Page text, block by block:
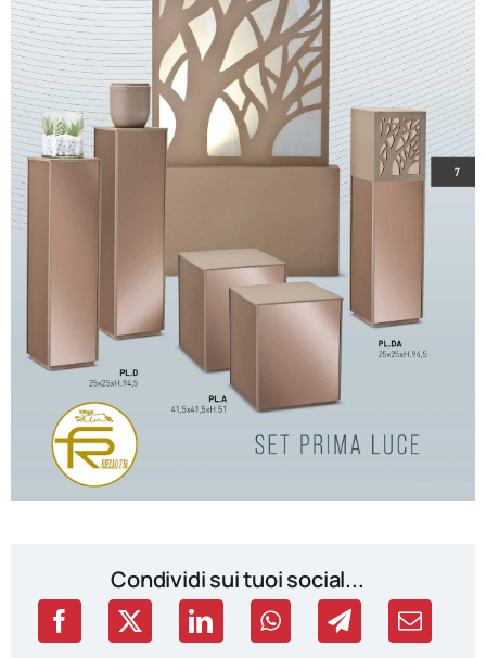
Condividi sui tuoi social...